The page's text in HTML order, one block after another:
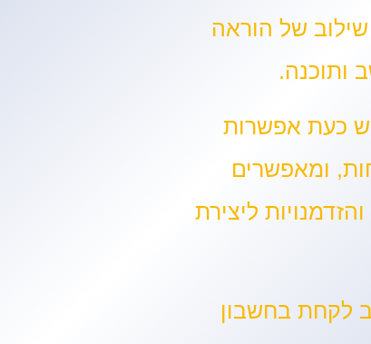
של הוראה
ותוכנה.
כעת אפשרות
ומאפשרים
ליצירת
לקחת בחשבון